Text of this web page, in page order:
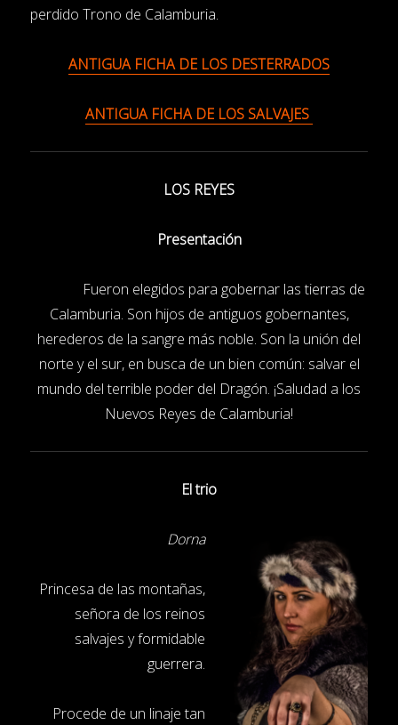
perdido Trono de Calamburia.
ANTIGUA FICHA DE LOS DESTERRADOS
ANTIGUA FICHA DE LOS SALVAJES
LOS REYES
Presentación
Fueron elegidos para gobernar las tierras de
Calamburia. Son hijos de antiguos gobernantes,
herederos de la sangre más noble. Son la unión del
norte y el sur, en busca de un bien común: salvar el
mundo del terrible poder del Dragón. ¡Saludad a los
Nuevos Reyes de Calamburia!
El trio
Dorna
Princesa de las montañas,
señora de los reinos
salvajes y formidable
guerrera.
Procede de un linaje tan